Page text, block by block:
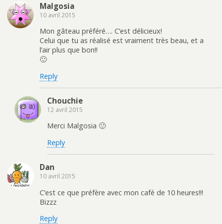
Malgosia
10 avril 2015
Mon gâteau préféré…. C’est délicieux!
Celui que tu as réalisé est vraiment très beau, et a
l’air plus que bon!!
🙂
Reply
Chouchie
12 avril 2015
Merci Malgosia 🙂
Reply
Dan
10 avril 2015
C’est ce que préfère avec mon café de 10 heures!!!
Bizzz
Reply